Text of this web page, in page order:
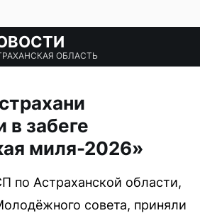
ОБЛАСТЬ
в забеге
миля-2026»
по Астраханской области,
совета, приняли